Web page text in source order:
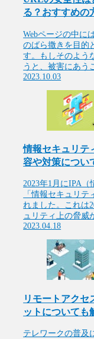
る？おすすめの
Webページの中に
のばら撒きを目的
す。もしそのよう
うと、被害にあう
2023.10.03
情報セキュリテ
容や対策につい
2023年1月にIPA（
「情報セキュリテ
れました。これは
ュリティ上の脅威
2023.04.18
リモートアクセ
ットについても
テレワークの普及